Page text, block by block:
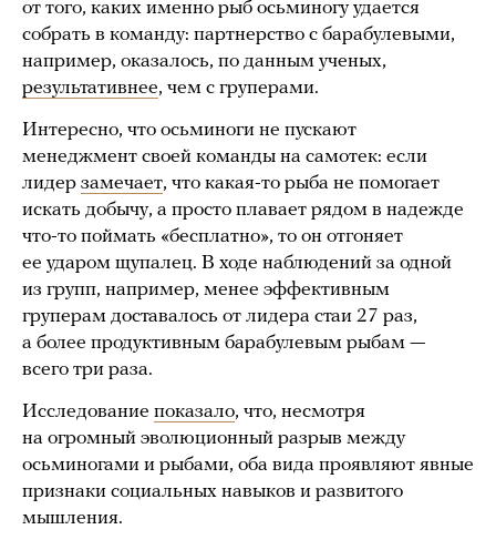
от того, каких именно рыб осьминогу удается
собрать в команду: партнерство с барабулевыми,
например, оказалось, по данным ученых,
результативнее, чем с груперами.
Интересно, что осьминоги не пускают
менеджмент своей команды на самотек: если
лидер замечает, что какая-то рыба не помогает
искать добычу, а просто плавает рядом в надежде
что-то поймать «бесплатно», то он отгоняет
ее ударом щупалец. В ходе наблюдений за одной
из групп, например, менее эффективным
груперам доставалось от лидера стаи 27 раз,
а более продуктивным барабулевым рыбам —
всего три раза.
Исследование показало, что, несмотря
на огромный эволюционный разрыв между
осьминогами и рыбами, оба вида проявляют явные
признаки социальных навыков и развитого
мышления.